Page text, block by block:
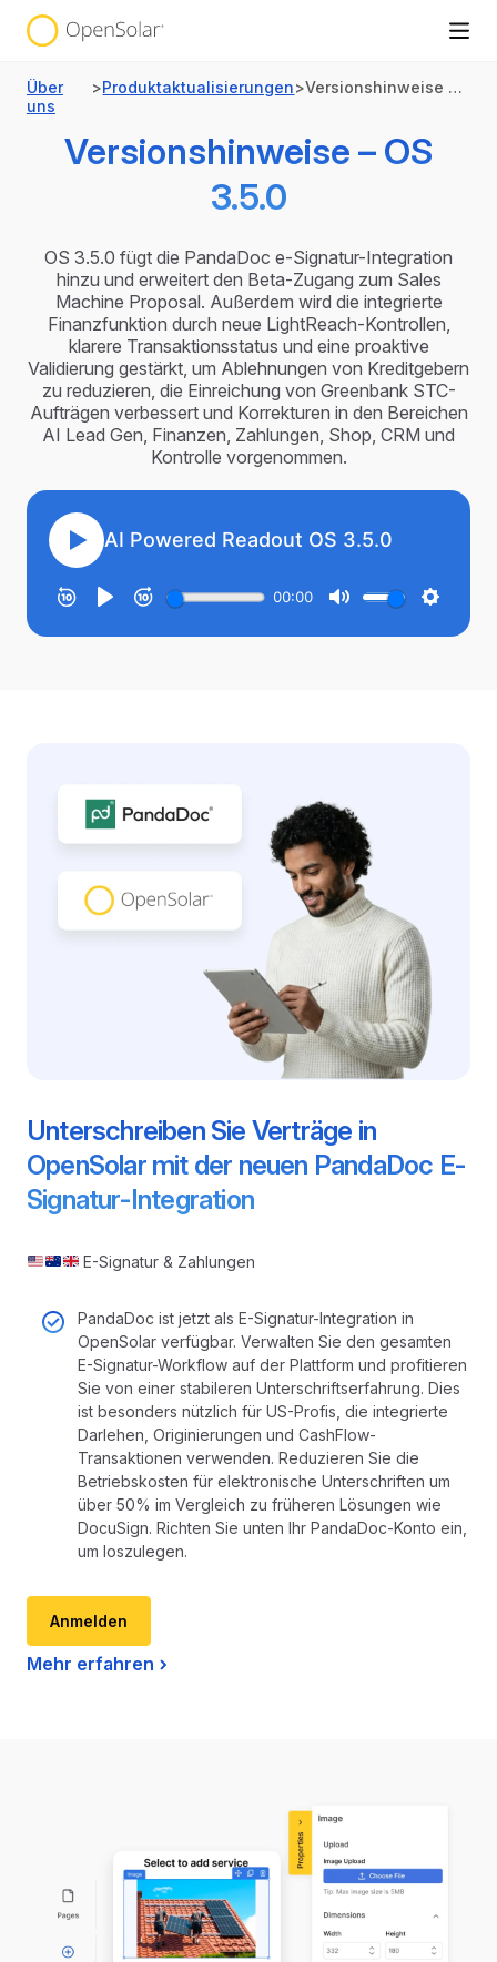
Über
uns
>Produktaktualisierungen> Versionshinweise – OS 3.5.0
Versionshinweise – OS
3.5.0
OS 3.5.0 fügt die PandaDoc e-Signatur-Integration
hinzu und erweitert den Beta-Zugang zum Sales
Machine Proposal. Außerdem wird die integrierte
Finanzfunktion durch neue LightReach-Kontrollen,
klarere Transaktionsstatus und eine proaktive
Validierung gestärkt, um Ablehnungen von Kreditgebern
zu reduzieren, die Einreichung von Greenbank STC-
Aufträgen verbessert und Korrekturen in den Bereichen
AI Lead Gen, Finanzen, Zahlungen, Shop, CRM und
Kontrolle vorgenommen.
Unterschreiben Sie Verträge in
OpenSolar mit der neuen PandaDoc E-
Signatur-Integration
E-Signatur & Zahlungen
PandaDoc ist jetzt als E-Signatur-Integration in
OpenSolar verfügbar. Verwalten Sie den gesamten
E-Signatur-Workflow auf der Plattform und profitieren
Sie von einer stabileren Unterschriftserfahrung. Dies
ist besonders nützlich für US-Profis, die integrierte
Darlehen, Originierungen und CashFlow-
Transaktionen verwenden. Reduzieren Sie die
Betriebskosten für elektronische Unterschriften um
über 50% im Vergleich zu früheren Lösungen wie
DocuSign. Richten Sie unten Ihr PandaDoc-Konto ein,
um loszulegen.
Anmelden
Mehr erfahren